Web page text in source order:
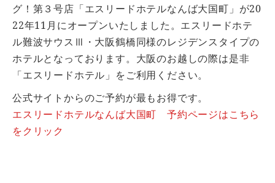
グ！第３号店「エスリードホテルなんば大国町」が20
22年11月にオープンいたしました。エスリードホテ
ル難波サウスⅢ・大阪鶴橋同様のレジデンスタイプの
ホテルとなっております。大阪のお越しの際は是非
「エスリードホテル」をご利用ください。
公式サイトからのご予約が最もお得です。
エスリードホテルなんば大国町 予約ページはこちら
をクリック